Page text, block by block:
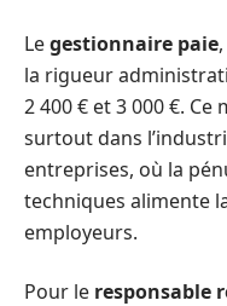
Legestionnaire paie
la rigueur
2 400 € et 3 000 €.
surtout dans
entreprises, où la
techniques alimente
employeurs.
Pour le responsable